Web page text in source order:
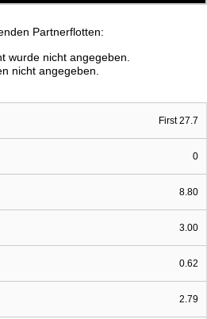
Partnerflotten:
wurde nicht angegeben.
nicht angegeben.
First 27.7
0
8.80
3.00
0.62
2.79